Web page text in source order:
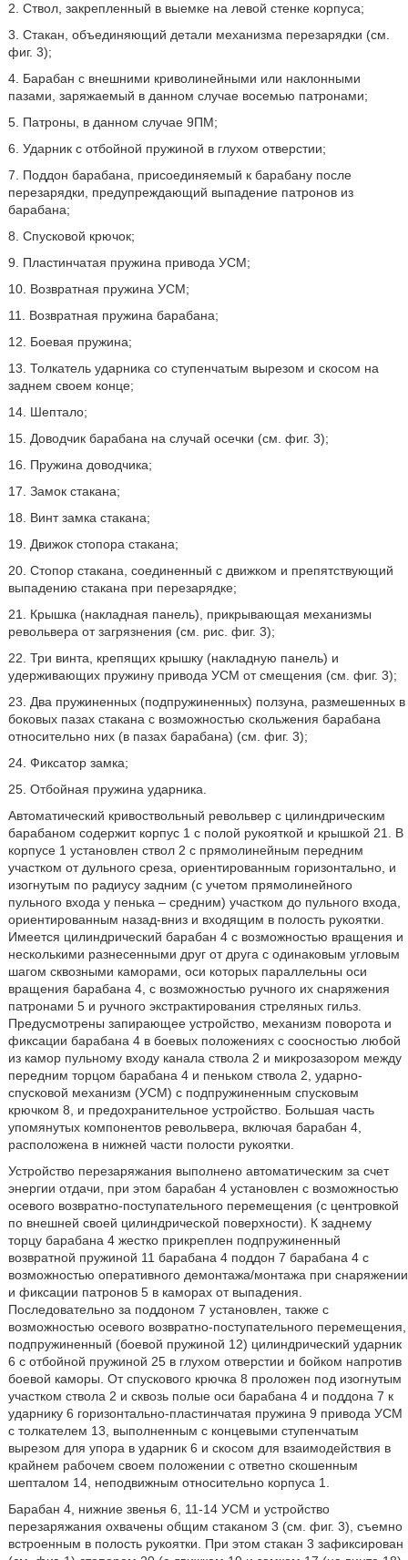
2. Ствол, закрепленный в выемке на левой стенке корпуса;
3. Стакан, объединяющий детали механизма перезарядки (см.
фиг. 3);
4. Барабан с внешними криволинейными или наклонными
пазами, заряжаемый в данном случае восемью патронами;
5. Патроны, в данном случае 9ПМ;
6. Ударник с отбойной пружиной в глухом отверстии;
7. Поддон барабана, присоединяемый к барабану после
перезарядки, предупреждающий выпадение патронов из
барабана;
8. Спусковой крючок;
9. Пластинчатая пружина привода УСМ;
10. Возвратная пружина УСМ;
11. Возвратная пружина барабана;
12. Боевая пружина;
13. Толкатель ударника со ступенчатым вырезом и скосом на
заднем своем конце;
14. Шептало;
15. Доводчик барабана на случай осечки (см. фиг. 3);
16. Пружина доводчика;
17. Замок стакана;
18. Винт замка стакана;
19. Движок стопора стакана;
20. Стопор стакана, соединенный с движком и препятствующий
выпадению стакана при перезарядке;
21. Крышка (накладная панель), прикрывающая механизмы
револьвера от загрязнения (см. рис. фиг. 3);
22. Три винта, крепящих крышку (накладную панель) и
удерживающих пружину привода УСМ от смещения (см. фиг. 3);
23. Два пружиненных (подпружиненных) ползуна, размешенных в
боковых пазах стакана с возможностью скольжения барабана
относительно них (в пазах барабана) (см. фиг. 3);
24. Фиксатор замка;
25. Отбойная пружина ударника.
Автоматический кривоствольный револьвер с цилиндрическим
барабаном содержит корпус 1 с полой рукояткой и крышкой 21. В
корпусе 1 установлен ствол 2 с прямолинейным передним
участком от дульного среза, ориентированным горизонтально, и
изогнутым по радиусу задним (с учетом прямолинейного
пульного входа у пенька – средним) участком до пульного входа,
ориентированным назад-вниз и входящим в полость рукоятки.
Имеется цилиндрический барабан 4 с возможностью вращения и
несколькими разнесенными друг от друга с одинаковым угловым
шагом сквозными каморами, оси которых параллельны оси
вращения барабана 4, с возможностью ручного их снаряжения
патронами 5 и ручного экстрактирования стреляных гильз.
Предусмотрены запирающее устройство, механизм поворота и
фиксации барабана 4 в боевых положениях с соосностью любой
из камор пульному входу канала ствола 2 и микрозазором между
передним торцом барабана 4 и пеньком ствола 2, ударно-
спусковой механизм (УСМ) с подпружиненным спусковым
крючком 8, и предохранительное устройство. Большая часть
упомянутых компонентов револьвера, включая барабан 4,
расположена в нижней части полости рукоятки.
Устройство перезаряжания выполнено автоматическим за счет
энергии отдачи, при этом барабан 4 установлен с возможностью
осевого возвратно-поступательного перемещения (с центровкой
по внешней своей цилиндрической поверхности). К заднему
торцу барабана 4 жестко прикреплен подпружиненный
возвратной пружиной 11 барабана 4 поддон 7 барабана 4 с
возможностью оперативного демонтажа/монтажа при снаряжении
и фиксации патронов 5 в каморах от выпадения.
Последовательно за поддоном 7 установлен, также с
возможностью осевого возвратно-поступательного перемещения,
подпружиненный (боевой пружиной 12) цилиндрический ударник
6 с отбойной пружиной 25 в глухом отверстии и бойком напротив
боевой каморы. От спускового крючка 8 проложен под изогнутым
участком ствола 2 и сквозь полые оси барабана 4 и поддона 7 к
ударнику 6 горизонтально-пластинчатая пружина 9 привода УСМ
с толкателем 13, выполненным с концевыми ступенчатым
вырезом для упора в ударник 6 и скосом для взаимодействия в
крайнем рабочем своем положении с ответно скошенным
шепталом 14, неподвижным относительно корпуса 1.
Барабан 4, нижние звенья 6, 11-14 УСМ и устройство
перезаряжания охвачены общим стаканом 3 (см. фиг. 3), съемно
встроенным в полость рукоятки. При этом стакан 3 зафиксирован